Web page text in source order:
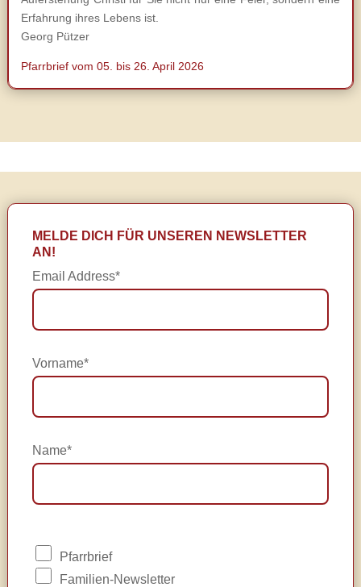
Erfahrung ihres Lebens ist.
Georg Pützer
Pfarrbrief vom 05. bis 26. April 2026
MELDE DICH FÜR UNSEREN NEWSLETTER
AN!
Email Address*
Vorname*
Name*
Pfarrbrief
Familien-Newsletter